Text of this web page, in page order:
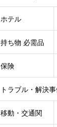
ホテル
持ち物 必需品
保険
トラブル・解決
移動・交通関